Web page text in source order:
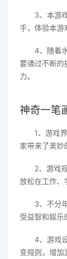
3、本游
手，体验本游
4、随着
要通过不断的
力。
神奇一笔
1、游戏
家带来了美妙
2、游戏
放松在工作、
3、不分
受益智和娱乐
4、游戏
变规则，增加